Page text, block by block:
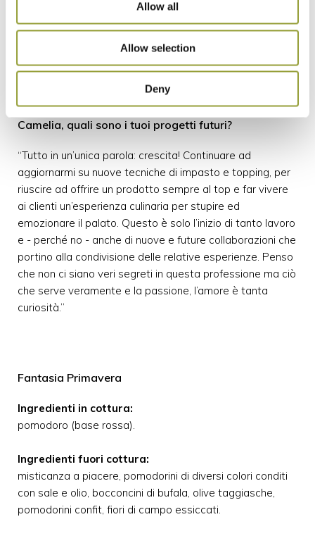
Allow all
Allow selection
Deny
Camelia, quali sono i tuoi progetti futuri?
“Tutto in un’unica parola: crescita! Continuare ad
aggiornarmi su nuove tecniche di impasto e topping, per
riuscire ad offrire un prodotto sempre al top e far vivere
ai clienti un’esperienza culinaria per stupire ed
emozionare il palato. Questo è solo l’inizio di tanto lavoro
e - perché no - anche di nuove e future collaborazioni che
portino alla condivisione delle relative esperienze. Penso
che non ci siano veri segreti in questa professione ma ciò
che serve veramente e la passione, l’amore è tanta
curiosità.”
Fantasia Primavera
Ingredienti in cottura:
pomodoro (base rossa).
Ingredienti fuori cottura:
misticanza a piacere, pomodorini di diversi colori conditi
con sale e olio, bocconcini di bufala, olive taggiasche,
pomodorini confit, fiori di campo essiccati.